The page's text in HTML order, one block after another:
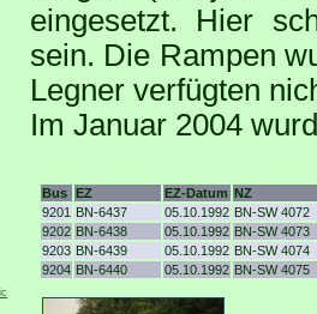
eingesetzt. Hier
sein. Die Rampen
Legner verfügten
Im Januar 2004
Bus EZ EZ-Datum NZ
9201 BN-6437 05.10.1992 BN-SW 4072
9202 BN-6438 05.10.1992 BN-SW 4073
9203 BN-6439 05.10.1992 BN-SW 4074
9204 BN-6440 05.10.1992 BN-SW 4075